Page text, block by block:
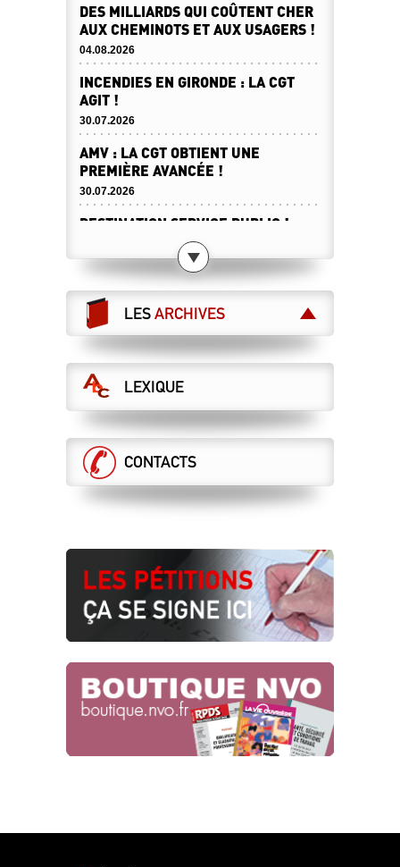
DES MILLIARDS QUI COÛTENT CHER
AUX CHEMINOTS ET AUX USAGERS !
04.08.2026
INCENDIES EN GIRONDE : LA CGT
AGIT !
30.07.2026
AMV : LA CGT OBTIENT UNE
PREMIÈRE AVANCÉE !
30.07.2026
DESTINATION SERVICE PUBLIC !
CANICULE : ATTENTION À NE PAS
BARSSER DE L’AIR CHAUD !
23.07.2026
ET MAINTENANT ?
21.07.2026
LA DIRECTION VEUT DES ASCT AU
RABAIS, LA CGT S’Y OPPOSE !
DCI sécurité
16.07.2026
DERRIÈRE VOS GALÈRES, DES CHOIX
MORTIFÈRES !
LESARCHIVES
LEXIQUE
CONTACTS